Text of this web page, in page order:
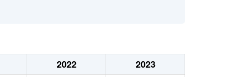
2022
2023